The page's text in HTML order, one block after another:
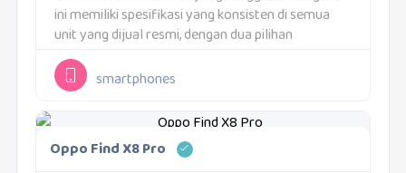
ini memiliki spesifikasi yang konsisten di semua
unit yang dijual resmi, dengan dua pilihan
konfigurasi memori dan desain yang
ramping.Varian Resmi IndonesiaOPPO Find X8...
smartphones
Oppo Find X8 Pro